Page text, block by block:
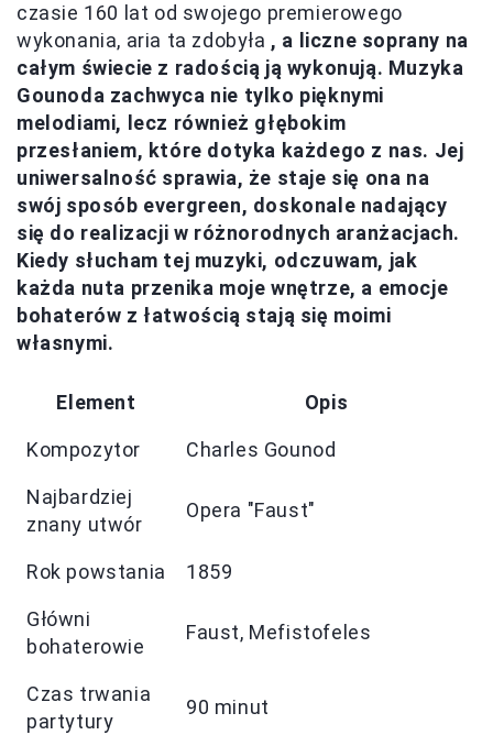
czasie 160 lat od swojego premierowego
wykonania, aria ta zdobyła , a liczne soprany na
całym świecie z radością ją wykonują. Muzyka
Gounoda zachwyca nie tylko pięknymi
melodiami, lecz również głębokim
przesłaniem, które dotyka każdego z nas. Jej
uniwersalność sprawia, że staje się ona na
swój sposób evergreen, doskonale nadający
się do realizacji w różnorodnych aranżacjach.
Kiedy słucham tej muzyki, odczuwam, jak
każda nuta przenika moje wnętrze, a emocje
bohaterów z łatwością stają się moimi
własnymi.
Element Opis
Kompozytor Charles Gounod
Najbardziej
znany utwór
Opera "Faust"
Rok powstania 1859
Główni
bohaterowie
Faust, Mefistofeles
Czas trwania
partytury
90 minut